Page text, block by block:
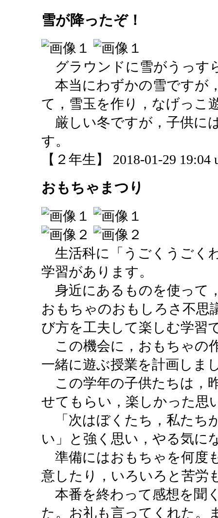
雪が降ったぞ！
グラウンドに雪がうっす
本当にわずかの雪ですが
て，雪玉を作り，なげっこ
厳しい冬ですが，子供に
す。
【２年生】 2018-01-29 19:04
おもちゃまつり
生活科に「うごくうごく
学習があります。
身近にあるものを使って
おもちゃのおもしろさ不思
び方を工夫して楽しむ学習
この機会に，おもちゃの
一緒に遊ぶ授業を計画しま
この学年の子供たちは，
せてもらい，楽しかった思
「次はぼくたち，私たち
い」と強く思い，やる気に
準備にはおもちゃを何度
意したり，いろいろと苦労
本番を終わって感想を聞
た。お礼も言ってくれた。